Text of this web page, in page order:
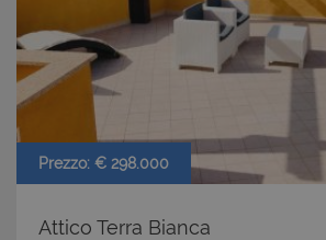
Prezzo: € 298.000
Attico Terra Bianca